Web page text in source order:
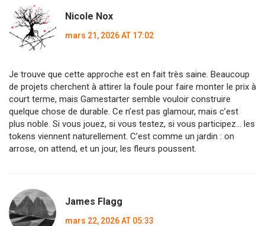
Nicole Nox
mars 21, 2026 AT 17:02
Je trouve que cette approche est en fait très saine. Beaucoup
de projets cherchent à attirer la foule pour faire monter le prix à
court terme, mais Gamestarter semble vouloir construire
quelque chose de durable. Ce n’est pas glamour, mais c’est
plus noble. Si vous jouez, si vous testez, si vous participez… les
tokens viennent naturellement. C’est comme un jardin : on
arrose, on attend, et un jour, les fleurs poussent.
James Flagg
mars 22, 2026 AT 05:33